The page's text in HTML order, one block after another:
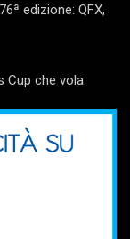
edizione: QFX,
Cup che vola